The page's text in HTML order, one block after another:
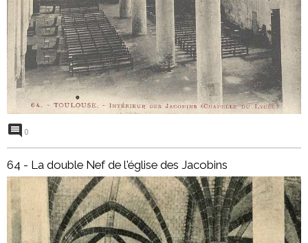
0
64 - La double Nef de l'église des Jacobins